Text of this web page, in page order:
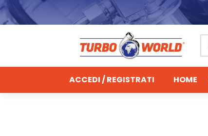
ACCEDI / REGISTRATI HOME